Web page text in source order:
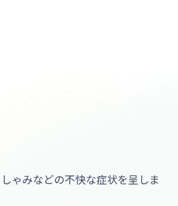
ゃみなどの不快な症状を呈しま